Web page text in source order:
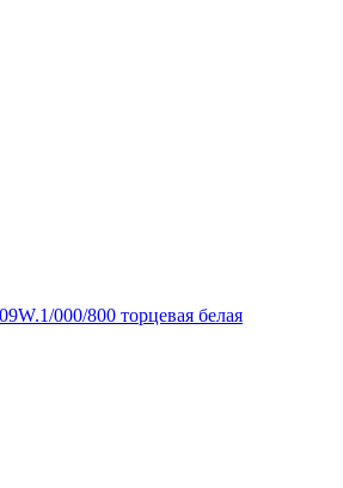
000/800 торцевая белая